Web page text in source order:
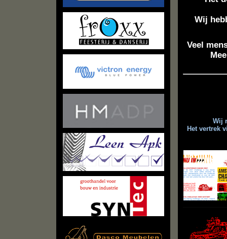
Wij
Veel
Wij
Het vertrek